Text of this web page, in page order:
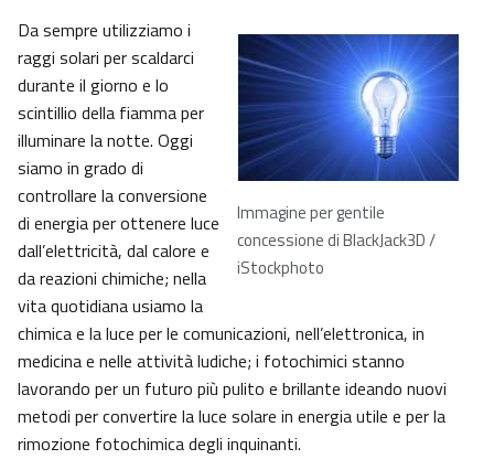
Immagine per gentile
concessione di BlackJack3D /
iStockphoto
Da sempre utilizziamo i
raggi solari per scaldarci
durante il giorno e lo
scintillio della fiamma per
illuminare la notte. Oggi
siamo in grado di
controllare la conversione
di energia per ottenere luce
dall’elettricità, dal calore e
da reazioni chimiche; nella
vita quotidiana usiamo la
chimica e la luce per le comunicazioni, nell’elettronica, in
medicina e nelle attività ludiche; i fotochimici stanno
lavorando per un futuro più pulito e brillante ideando nuovi
metodi per convertire la luce solare in energia utile e per la
rimozione fotochimica degli inquinanti.